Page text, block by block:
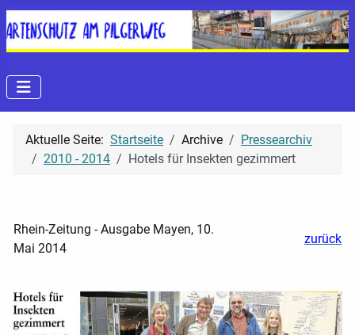
Aktuelle Seite: Startseite Archive
Pressearchiv
2010 - 2014
Hotels für Insekten gezimmert
Rhein-Zeitung - Ausgabe Mayen, 10.
Mai 2014
zurück